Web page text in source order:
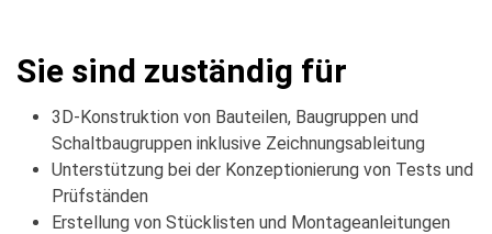
Sie sind zuständig für
3D-Konstruktion von Bauteilen, Baugruppen und
Schaltbaugruppen inklusive Zeichnungsableitung
Unterstützung bei der Konzeptionierung von Tests und
Prüfständen
Erstellung von Stücklisten und Montageanleitungen